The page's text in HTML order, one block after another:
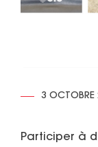
3 OCTOBRE
Participer à